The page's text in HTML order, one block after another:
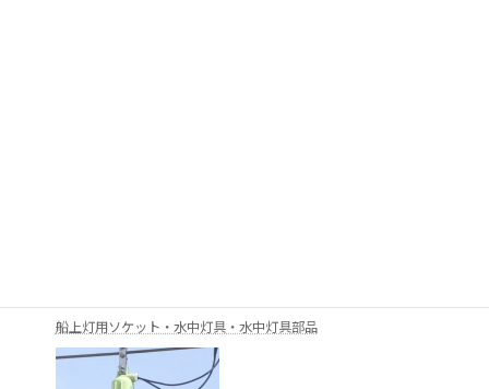
船上灯用ソケット・水中灯具・水中灯具部品